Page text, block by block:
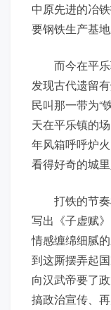
中原先进的冶
要钢铁生产基地
而今在平乐
发现古代遗留
民叫那一带为“
天在平乐镇的
年风箱呼呼炉
看得好奇的城
打铁的节奏
写出《子虚赋
情感缠绵细腻
到这厮摆弄起
向汉武帝要了
搞政治宣传、